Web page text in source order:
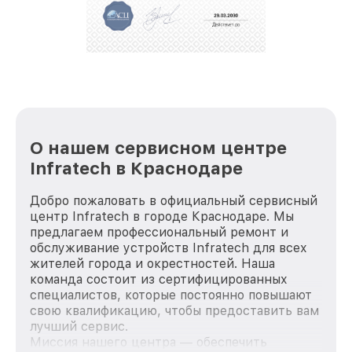
положительные отзывы и обрели отличную
репутацию. Мы постоянно совершенствуемся и
О нашем сервисном центре
Infratech в Краснодаре
Добро пожаловать в официальный сервисный
центр Infratech в городе Краснодаре. Мы
предлагаем профессиональный ремонт и
обслуживание устройств Infratech для всех
жителей города и окрестностей. Наша
команда состоит из сертифицированных
специалистов, которые постоянно повышают
свою квалификацию, чтобы предоставить вам
лучший сервис.
Миссия нашего центра — обеспечить